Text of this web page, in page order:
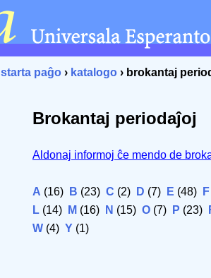
starta paĝo › katalogo › brokantaj
Brokantaj periodaĵoj
Aldonaj informoj ĉe mendo de
A (16) B (23) C (2) D (7) E (48) F
L (14) M (16) N (15) O (7) P (23)
W (4) Y (1)